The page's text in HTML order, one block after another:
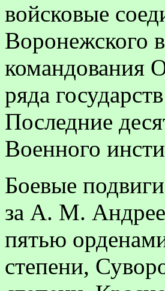
войсковые
Воронежского
командования
ряда
Последние
Военного
Боевые
за А. М.
пятью
степени,